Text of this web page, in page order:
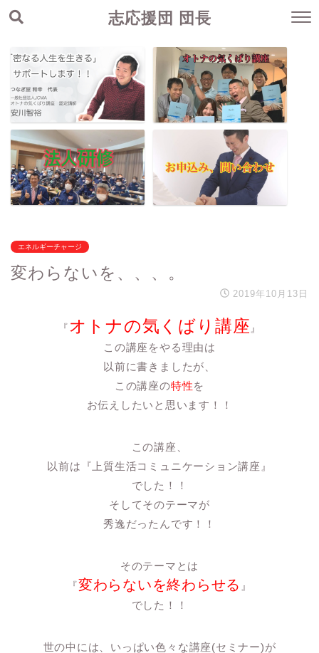
志応援団 団長
エネルギーチャージ
変わらないを、、、。
2019年10月13日
『オトナの気くばり講座 』
この講座をやる理由は
以前に書きましたが、
この講座の特性を
お伝えしたいと思います！！
この講座、
以前は『上質生活コミュニケーション講座』
でした！！
そしてそのテーマが
秀逸だったんです！！
そのテーマとは
『変わらないを終わらせる 』
でした！！
世の中には、いっぱい色々な講座(セミナー)が